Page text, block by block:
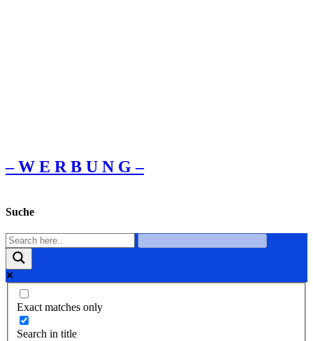
– W Ε R Β U Ν G –
Suche
Exact matches only
Search in title